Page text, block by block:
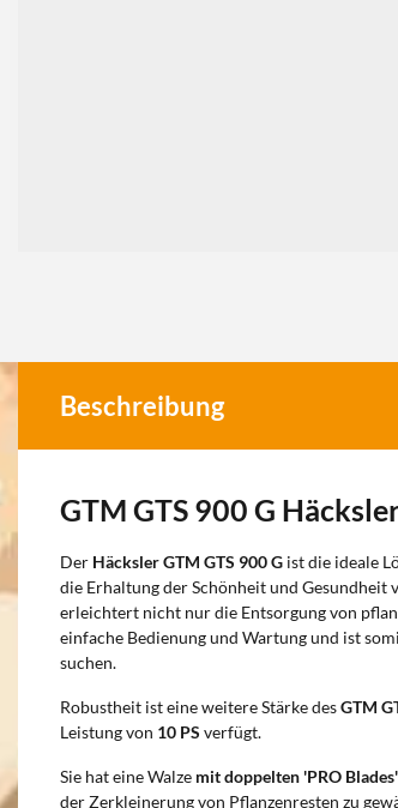
Beschreibung
GTM GTS 900 G
Der Häcksler GTM GTS 900 G ist die ideale
die Erhaltung der Schönheit und Gesundheit
erleichtert nicht nur die Entsorgung von
einfache Bedienung und Wartung und ist
suchen.
Robustheit ist eine weitere Stärke desGTM
Leistung von 10 PS verfügt.
Sie hat eine Walze mit doppelten 'PRO
der Zerkleinerung von Pflanzenresten zu